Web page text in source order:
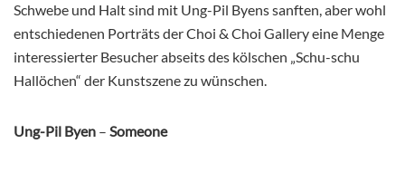
Schwebe und Halt sind mit Ung-Pil Byens sanften, aber wohl
entschiedenen Porträts der Choi & Choi Gallery eine Menge
interessierter Besucher abseits des kölschen „Schu-schu
Hallöchen“ der Kunstszene zu wünschen.
Ung-Pil Byen – Someone